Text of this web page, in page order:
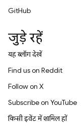
GitHub
जुड़े रहें
यह ब्लॉग देखें
Find us on Reddit
Follow on X
Subscribe on YouTube
किसी इवेंट में शामिल हों